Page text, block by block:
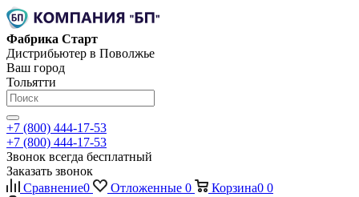
Фабрика Старт
Дистрибьютер в Поволжье
Ваш город
Тольятти
+7 (800) 444-17-53
+7 (800) 444-17-53
Звонок всегда бесплатный
Заказать звонок
Сравнение0 Отложенные 0 Корзина0 0